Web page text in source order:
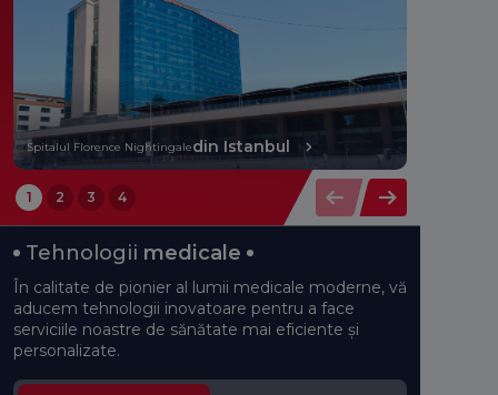
Spitalul Florence Nightingaledin Istanbul
1 2 3 4
Tehnologii medicale
În calitate de pionier al lumii medicale moderne, vă
aducem tehnologii inovatoare pentru a face
serviciile noastre de sănătate mai eficiente și
personalizate.